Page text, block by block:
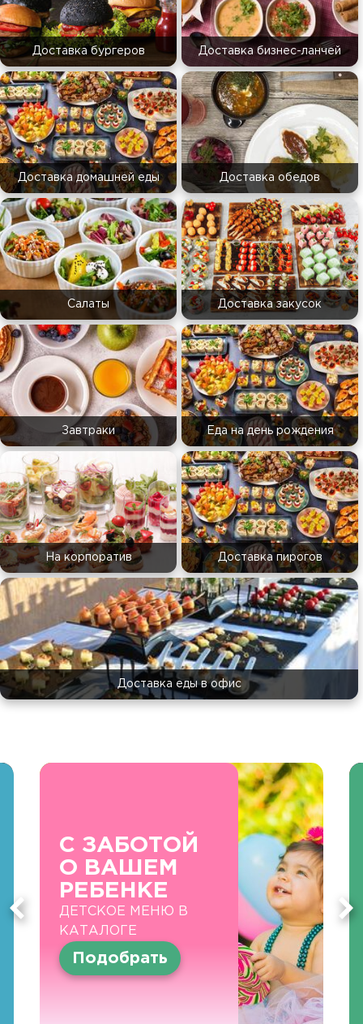
Доставка бургеров Доставка бизнес-ланчей
Доставка домашней еды Доставка обедов
Салаты Доставка закусок
Завтраки Еда на день рождения
На корпоратив Доставка пирогов
Доставка еды в офис
С ЗАБОТОЙ
О ВАШЕМ
РЕБЕНКЕ
ДЕТСКОЕ МЕНЮ В
КАТАЛОГЕ
Подобрать